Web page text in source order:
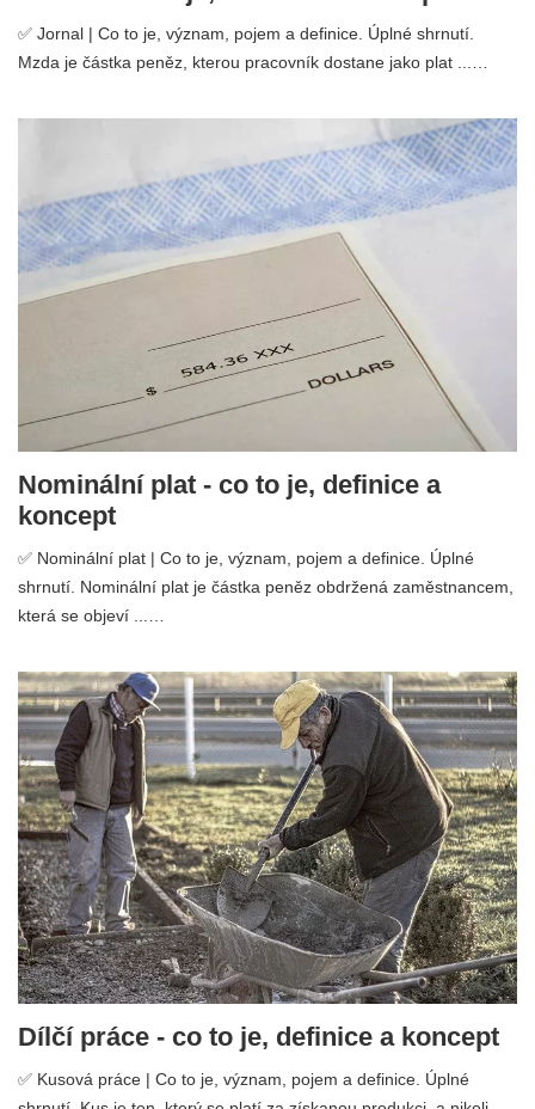
✅ Jornal | Co to je, význam, pojem a definice. Úplné shrnutí.
Mzda je částka peněz, kterou pracovník dostane jako plat ...…
Nominální plat - co to je, definice a
koncept
✅ Nominální plat | Co to je, význam, pojem a definice. Úplné
shrnutí. Nominální plat je částka peněz obdržená zaměstnancem,
která se objeví ...…
Dílčí práce - co to je, definice a koncept
✅ Kusová práce | Co to je, význam, pojem a definice. Úplné